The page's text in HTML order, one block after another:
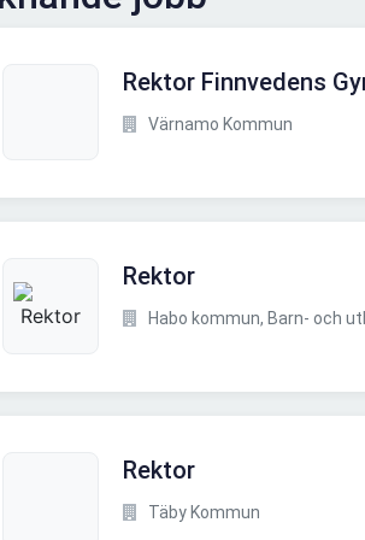
Rektor Finnvedens
Värnamo Kommun
Rektor
Habo kommun, Barn- och
Rektor
Täby Kommun